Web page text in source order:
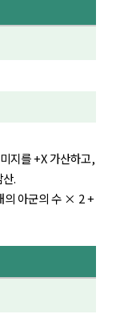
지를 +X 가산하고,
.
의 아군의 수 × 2 +